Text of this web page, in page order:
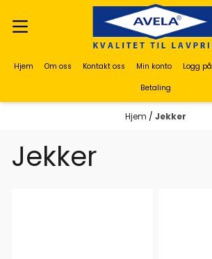
Hjem Om oss Kontakt oss Min konto Logg på
Betaling
Hjem / Jekker
Jekker